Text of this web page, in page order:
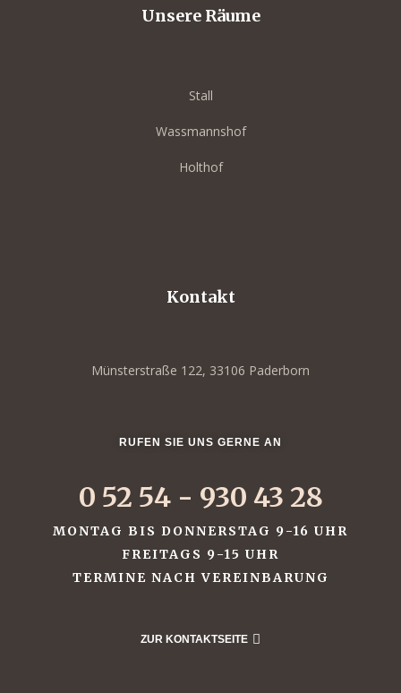
Unsere Räume
Stall
Wassmannshof
Holthof
Kontakt
Münsterstraße 122, 33106 Paderborn
RUFEN SIE UNS GERNE AN
MONTAG BIS DONNERSTAG 9-16 UHR
FREITAGS 9-15 UHR
TERMINE NACH VEREINBARUNG
0 52 54 - 930 43 28
ZUR KONTAKTSEITE